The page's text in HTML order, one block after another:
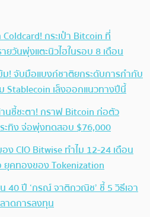
กระเป๋า Bitcoin ที่
ยวันพุ่งแตะนิวไฮในรอบ 8 เดือน
ม! จับมือแบงก์ชาติยกระดับการกำกับ
Stablecoin เล็งออกแนวทางปีนี้
นชี้ชะตา! กราฟ Bitcoin ก่อตัว
ะทิง จ่อพุ่งทดสอบ $76,000
ง CIO Bitwise ทำไม 12-24 เดือน
ยุคทองของ Tokenization
40 ปี ‘กรณ์ จาติกวณิช’ ชี้ 5 วิธีเอา
าดการลงทุน